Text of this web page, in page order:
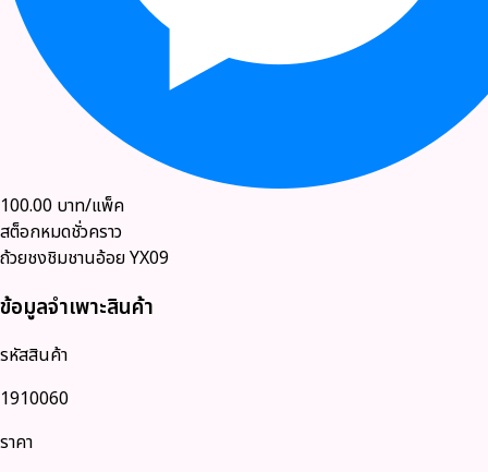
100.00 บาท/แพ็ค
สต็อกหมดชั่วคราว
ถ้วยชงชิมชานอ้อย YX09
ข้อมูลจำเพาะสินค้า
รหัสสินค้า
1910060
ราคา